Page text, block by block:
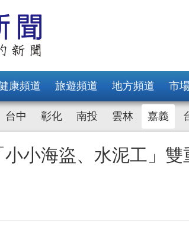
康頻道 旅遊頻道 地方頻道 市
台中 彰化 南投 雲林 嘉義
小海盜、水泥工」雙